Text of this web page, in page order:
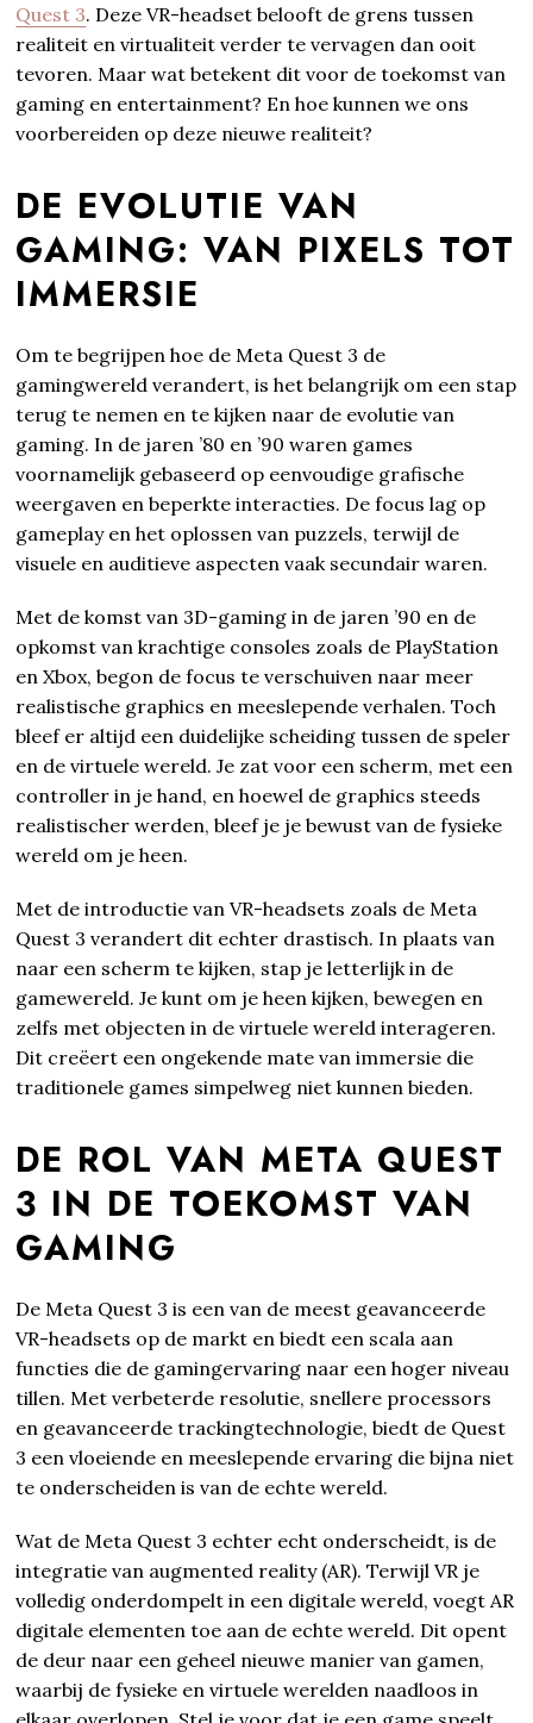
Quest 3. Deze VR-headset belooft de grens tussen
realiteit en virtualiteit verder te vervagen dan ooit
tevoren. Maar wat betekent dit voor de toekomst van
gaming en entertainment? En hoe kunnen we ons
voorbereiden op deze nieuwe realiteit?
DE EVOLUTIE VAN
GAMING: VAN PIXELS TOT
IMMERSIE
Om te begrijpen hoe de Meta Quest 3 de
gamingwereld verandert, is het belangrijk om een stap
terug te nemen en te kijken naar de evolutie van
gaming. In de jaren ’80 en ’90 waren games
voornamelijk gebaseerd op eenvoudige grafische
weergaven en beperkte interacties. De focus lag op
gameplay en het oplossen van puzzels, terwijl de
visuele en auditieve aspecten vaak secundair waren.
Met de komst van 3D-gaming in de jaren ’90 en de
opkomst van krachtige consoles zoals de PlayStation
en Xbox, begon de focus te verschuiven naar meer
realistische graphics en meeslepende verhalen. Toch
bleef er altijd een duidelijke scheiding tussen de speler
en de virtuele wereld. Je zat voor een scherm, met een
controller in je hand, en hoewel de graphics steeds
realistischer werden, bleef je je bewust van de fysieke
wereld om je heen.
Met de introductie van VR-headsets zoals de Meta
Quest 3 verandert dit echter drastisch. In plaats van
naar een scherm te kijken, stap je letterlijk in de
gamewereld. Je kunt om je heen kijken, bewegen en
zelfs met objecten in de virtuele wereld interageren.
Dit creëert een ongekende mate van immersie die
traditionele games simpelweg niet kunnen bieden.
DE ROL VAN META QUEST
3 IN DE TOEKOMST VAN
GAMING
De Meta Quest 3 is een van de meest geavanceerde
VR-headsets op de markt en biedt een scala aan
functies die de gamingervaring naar een hoger niveau
tillen. Met verbeterde resolutie, snellere processors
en geavanceerde trackingtechnologie, biedt de Quest
3 een vloeiende en meeslepende ervaring die bijna niet
te onderscheiden is van de echte wereld.
Wat de Meta Quest 3 echter echt onderscheidt, is de
integratie van augmented reality (AR). Terwijl VR je
volledig onderdompelt in een digitale wereld, voegt AR
digitale elementen toe aan de echte wereld. Dit opent
de deur naar een geheel nieuwe manier van gamen,
waarbij de fysieke en virtuele werelden naadloos in